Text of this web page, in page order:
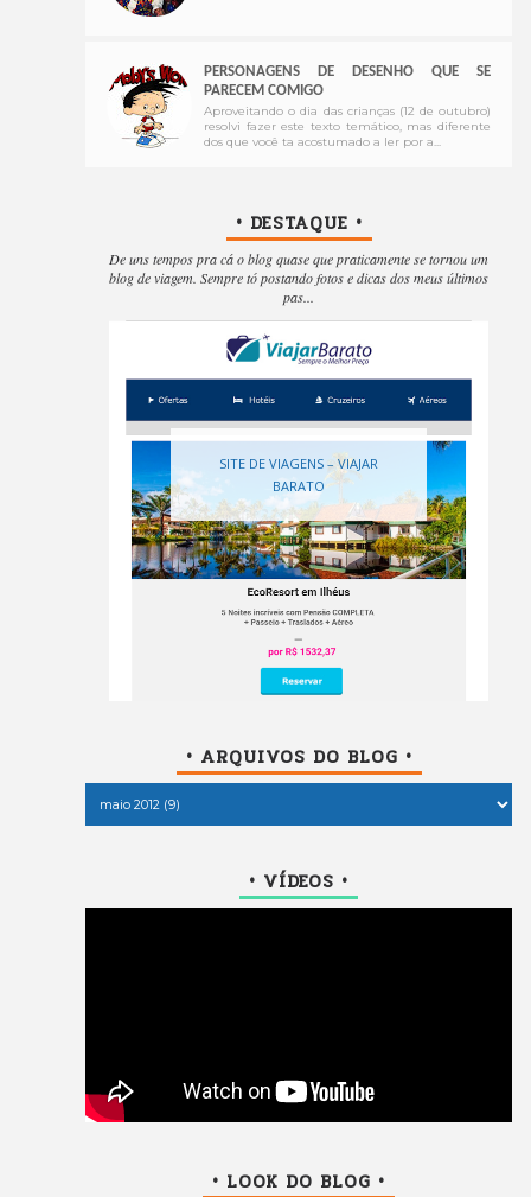
PERSONAGENS DE DESENHO QUE SE
PARECEM COMIGO
Aproveitando o dia das crianças (12 de outubro)
resolvi fazer este texto temático, mas diferente
dos que você ta acostumado a ler por a...
• DESTAQUE •
SITE DE VIAGENS – VIAJAR
BARATO
De uns tempos pra cá o blog quase que praticamente se tornou um
blog de viagem. Sempre tó postando fotos e dicas dos meus últimos
pas...
• ARQUIVOS DO BLOG •
• VÍDEOS •
• LOOK DO BLOG •